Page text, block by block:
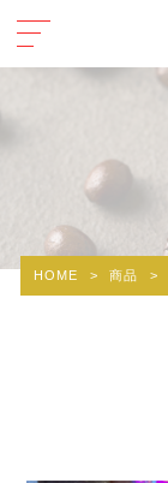
HOME > 商品 >